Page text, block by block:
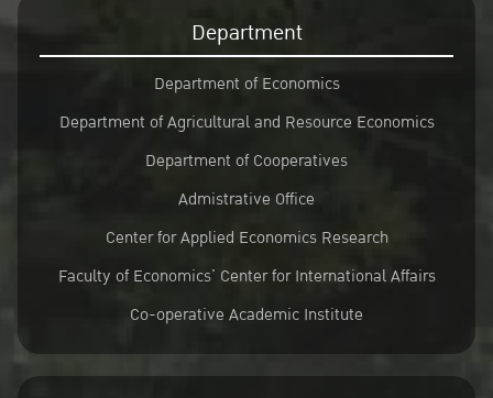
Department
Department of Economics
Department of Agricultural and Resource Economics
Department of Cooperatives
Admistrative Office
Center for Applied Economics Research
Faculty of Economics’ Center for International Affairs
Co-operative Academic Institute